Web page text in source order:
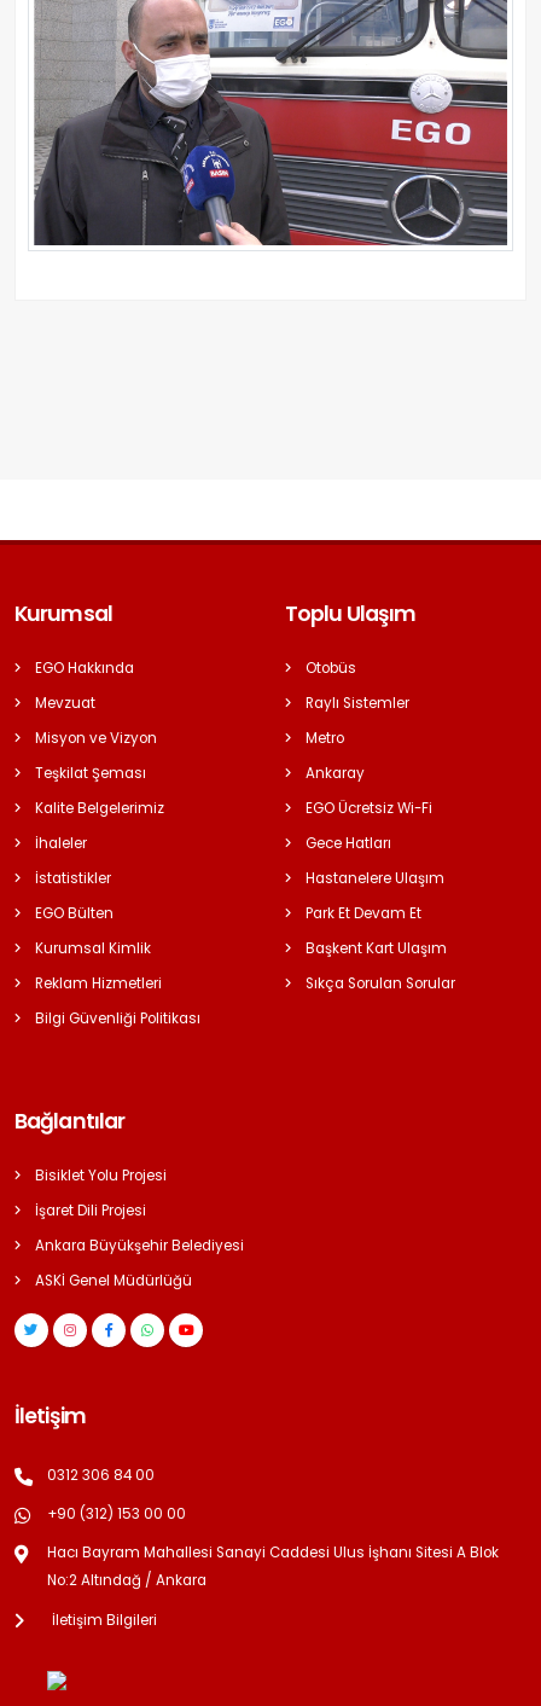
Kurumsal
EGO Hakkında
Mevzuat
Misyon ve Vizyon
Teşkilat Şeması
Kalite Belgelerimiz
İhaleler
İstatistikler
EGO Bülten
Kurumsal Kimlik
Reklam Hizmetleri
Bilgi Güvenliği Politikası
Toplu Ulaşım
Otobüs
Raylı Sistemler
Metro
Ankaray
EGO Ücretsiz Wi-Fi
Gece Hatları
Hastanelere Ulaşım
Park Et Devam Et
Başkent Kart Ulaşım
Sıkça Sorulan Sorular
Bağlantılar
Bisiklet Yolu Projesi
İşaret Dili Projesi
Ankara Büyükşehir Belediyesi
ASKİ Genel Müdürlüğü
İletişim
0312 306 84 00
+90 (312) 153 00 00
Hacı Bayram Mahallesi Sanayi Caddesi Ulus İşhanı Sitesi A Blok
No:2 Altındağ / Ankara
İletişim Bilgileri